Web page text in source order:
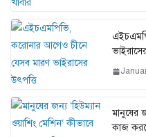
মানুষের
কাজ